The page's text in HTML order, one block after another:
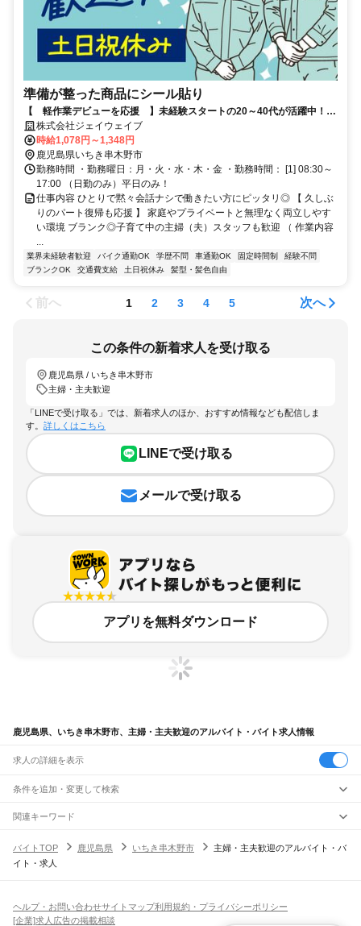
準備が整った商品にシール貼り
【 軽作業デビューを応援 】未経験スタートの20～40代が活躍中！土
日祝休みの日勤専属スタッフ大募集
株式会社ジェイウェイブ
時給1,078円～1,348円
鹿児島県いちき串木野市
勤務時間 ・勤務曜日：月・火・水・木・金 ・勤務時間： [1] 08:30～
17:00 （日勤のみ）平日のみ！
仕事内容 ひとりで黙々会話ナシで働きたい方にピッタリ◎ 【 久しぶ
りのパート復帰も応援 】 家庭やプライベートと無理なく両立しやす
い環境 ブランク◎子育て中の主婦（夫）スタッフも歓迎 （ 作業内容
...
業界未経験者歓迎 バイク通勤OK 学歴不問 車通勤OK 固定時間制
経験不問
ブランクOK
交通費支給 土日祝休み 髪型・髪色自由
前へ 1 2 3 4 5 次へ
この条件の新着求人を受け取る
鹿児島県 / いちき串木野市
主婦・主夫歓迎
「LINEで受け取る」では、新着求人のほか、おすすめ情報なども配信しま
す。 詳しくはこちら
LINEで受け取る
メールで受け取る
アプリを無料ダウンロード
鹿児島県、いちき串木野市、主婦・主夫歓迎のアルバイト・バイト求人情報
求人の詳細を表示
条件を追加・変更して検索
市区町村を追加・変更
鹿児島県
すべて
鹿児島市
駅を追加・変更
JR日豊本線(佐伯～鹿児島中央)
職種を追加・変更
飲食・フードサービスすべて
ホールスタッフキッチンスタッフ
人気
関連キーワード
鹿児島県 鹿児島市 主婦・主夫歓迎 主婦パート
鹿児島県 鹿児島市 主婦・主夫歓迎 一般事務
バイトTOP 鹿児島県 いちき串木野市
主婦・主夫歓迎のアルバイト・バ
イト・求人
ヘルプ・お問い合わせサイトマップ利用規約・プライバシーポリシー
[企業]求人広告の掲載相談